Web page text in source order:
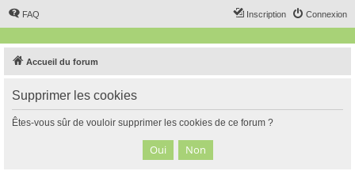
FAQ Connexion
Inscription
Accueil du forum
Supprimer les cookies
Êtes-vous sûr de vouloir supprimer les cookies de ce forum ?